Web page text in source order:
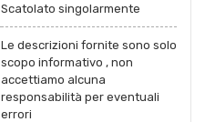
Scatolato singolarmente
Le descrizioni fornite sono solo
scopo informativo , non
accettiamo alcuna
responsabilità per eventuali
errori